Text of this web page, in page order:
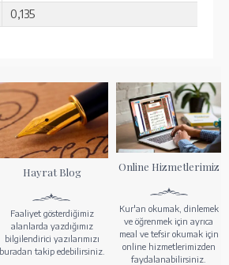
0,135
Hayrat Blog
Faaliyet gösterdiğimiz
alanlarda yazdığımız
bilgilendirici yazılarımızı
buradan takip edebilirsiniz.
Online Hizmetlerimiz
Kur'an okumak, dinlemek
ve öğrenmek için ayrıca
meal ve tefsir okumak için
online hizmetlerimizden
faydalanabilirsiniz.